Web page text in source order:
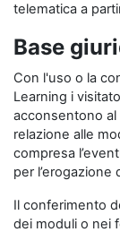
telematica a
Base
Con l'uso o la
Learning i
acconsentono
relazione alle
compresa
per l’erogazione
Il conferimento
dei moduli o nei